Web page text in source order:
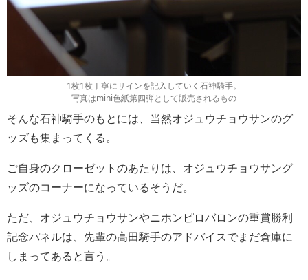
1枚1枚丁寧にサインを記入していく石神騎手。
写真はmini色紙第四弾として販売されるもの
そんな石神騎手のもとには、当然オジュウチョウサンのグ
ッズも集まってくる。
ご自身のクローゼットのあたりは、オジュウチョウサング
ッズのコーナーになっているそうだ。
ただ、オジュウチョウサンやニホンピロバロンの重賞勝利
記念パネルは、先輩の高田騎手のアドバイスでまだ倉庫に
しまってあると言う。